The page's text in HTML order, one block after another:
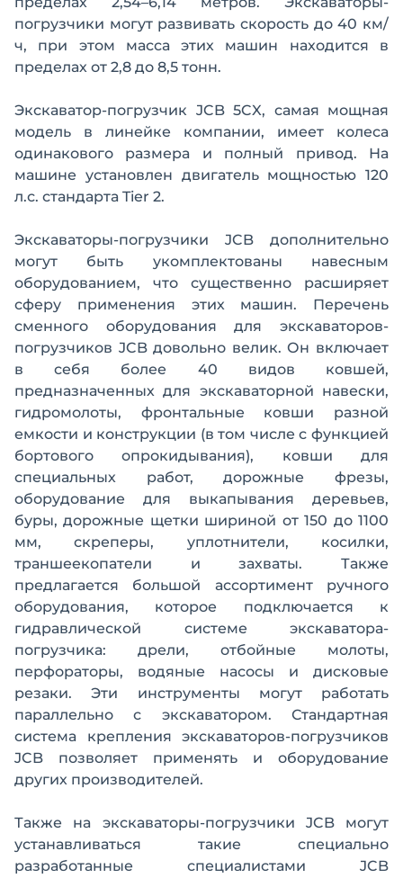
погрузчики могут развивать скорость до 40 км/
ч, при этом масса этих машин находится в
пределах от 2,8 до 8,5 тонн.
Экскаватор-погрузчик JCB 5CX, самая мощная
модель в линейке компании, имеет колеса
одинакового размера и полный привод. На
машине установлен двигатель мощностью 120
л.с. стандарта Tier 2.
Экскаваторы-погрузчики JCB дополнительно
могут быть укомплектованы навесным
оборудованием, что существенно расширяет
сферу применения этих машин. Перечень
сменного оборудования для экскаваторов-
погрузчиков JCB довольно велик. Он включает
в себя более 40 видов ковшей,
предназначенных для экскаваторной навески,
гидромолоты, фронтальные ковши разной
емкости и конструкции (в том числе с функцией
бортового опрокидывания), ковши для
специальных работ, дорожные фрезы,
оборудование для выкапывания деревьев,
буры, дорожные щетки шириной от 150 до 1100
мм, скреперы, уплотнители, косилки,
траншеекопатели и захваты. Также
предлагается большой ассортимент ручного
оборудования, которое подключается к
гидравлической системе экскаватора-
погрузчика: дрели, отбойные молоты,
перфораторы, водяные насосы и дисковые
резаки. Эти инструменты могут работать
параллельно с экскаватором. Стандартная
система крепления экскаваторов-погрузчиков
JCB позволяет применять и оборудование
других производителей.
Также на экскаваторы-погрузчики JCB могут
устанавливаться такие специально
разработанные специалистами JCB